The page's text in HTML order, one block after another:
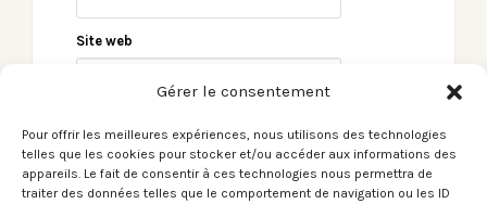
Gérer le consentement
Pour offrir les meilleures expériences, nous utilisons des technologies
telles que les cookies pour stocker et/ou accéder aux informations des
appareils. Le fait de consentir à ces technologies nous permettra de
traiter des données telles que le comportement de navigation ou les ID
Site web